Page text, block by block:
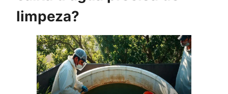
limpeza?